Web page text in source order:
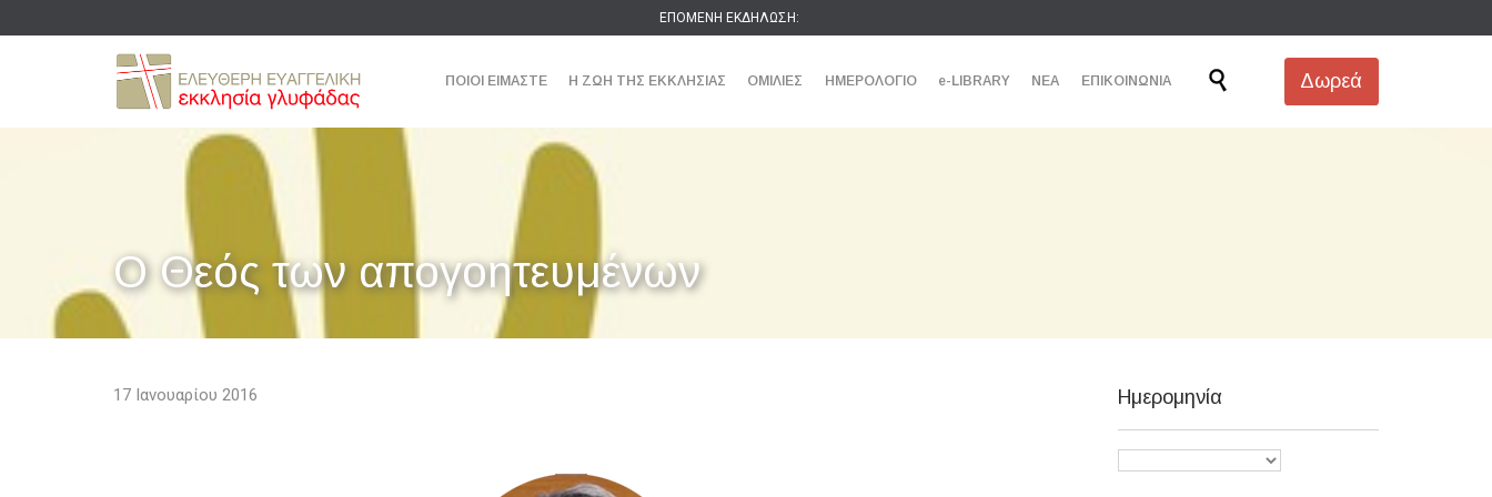
ΕΠΟΜΕΝΗ ΕΚΔΗΛΩΣΗ:
Skip
ΠΟΙΟΙ ΕΙΜΑΣΤΕ Η ΖΩΗ ΤΗΣ ΕΚΚΛΗΣΙΑΣ ΟΜΙΛΙΕΣ ΗΜΕΡΟΛΟΓΙΟ e-LIBRARY ΝΕΑ ΕΠΙΚΟΙΝΩΝΙΑ  Δωρεά
Ο Θεός των απογοητευμένων
17 Ιανουαρίου 2016 Ημερομηνία